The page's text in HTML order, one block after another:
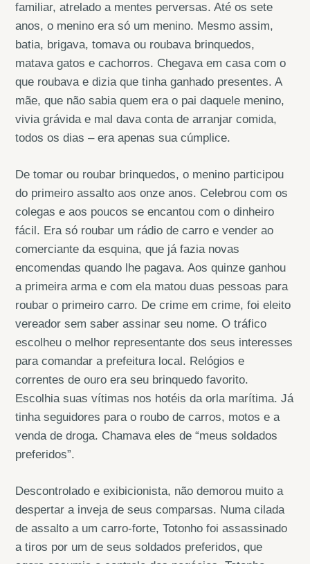
familiar, atrelado a mentes perversas. Até os sete
anos, o menino era só um menino. Mesmo assim,
batia, brigava, tomava ou roubava brinquedos,
matava gatos e cachorros. Chegava em casa com o
que roubava e dizia que tinha ganhado presentes. A
mãe, que não sabia quem era o pai daquele menino,
vivia grávida e mal dava conta de arranjar comida,
todos os dias – era apenas sua cúmplice.
De tomar ou roubar brinquedos, o menino participou
do primeiro assalto aos onze anos. Celebrou com os
colegas e aos poucos se encantou com o dinheiro
fácil. Era só roubar um rádio de carro e vender ao
comerciante da esquina, que já fazia novas
encomendas quando lhe pagava. Aos quinze ganhou
a primeira arma e com ela matou duas pessoas para
roubar o primeiro carro. De crime em crime, foi eleito
vereador sem saber assinar seu nome. O tráfico
escolheu o melhor representante dos seus interesses
para comandar a prefeitura local. Relógios e
correntes de ouro era seu brinquedo favorito.
Escolhia suas vítimas nos hotéis da orla marítima. Já
tinha seguidores para o roubo de carros, motos e a
venda de droga. Chamava eles de “meus soldados
preferidos”.
Descontrolado e exibicionista, não demorou muito a
despertar a inveja de seus comparsas. Numa cilada
de assalto a um carro-forte, Totonho foi assassinado
a tiros por um de seus soldados preferidos, que